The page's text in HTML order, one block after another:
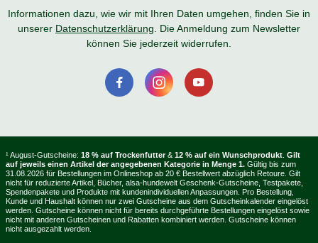
Informationen dazu, wie wir mit Ihren Daten umgehen, finden Sie in
unserer Datenschutzerklärung . Die Anmeldung zum Newsletter
können Sie jederzeit widerrufen.
¹ August-Gutscheine: 18 % auf Trockenfutter & 12 % auf ein Wunschprodukt Gilt
auf jeweils einen Artikel der angegebenen Kategorie in Menge 1. Gültig bis zum
31.08.2026 für Bestellungen im Onlineshop ab 20 € Bestellwert abzüglich Retoure. Gilt
nicht für reduzierte Artikel, Bücher, alsa-hundewelt Geschenk-Gutscheine, Testpakete,
Spendenpakete und Produkte mit kundenindividuellen Anpassungen. Pro Bestellung,
Kunde und Haushalt können nur zwei Gutscheine aus dem Gutscheinkalender eingelöst
werden. Gutscheine können nicht für bereits durchgeführte Bestellungen eingelöst sowie
nicht mit anderen Gutscheinen und Rabatten kombiniert werden. Gutscheine können
nicht ausgezahlt werden.